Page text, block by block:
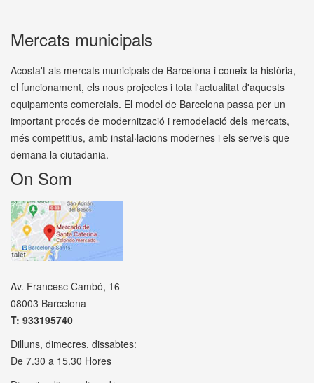
Mercats municipals
Acosta't als mercats municipals de Barcelona i coneix la història,
el funcionament, els nous projectes i tota l'actualitat d'aquests
equipaments comercials. El model de Barcelona passa per un
important procés de modernització i remodelació dels mercats,
més competitius, amb instal·lacions modernes i els serveis que
demana la ciutadania.
On Som
Av. Francesc Cambó, 16
08003 Barcelona
T: 933195740
Dilluns, dimecres, dissabtes:
De 7.30 a 15.30 Hores